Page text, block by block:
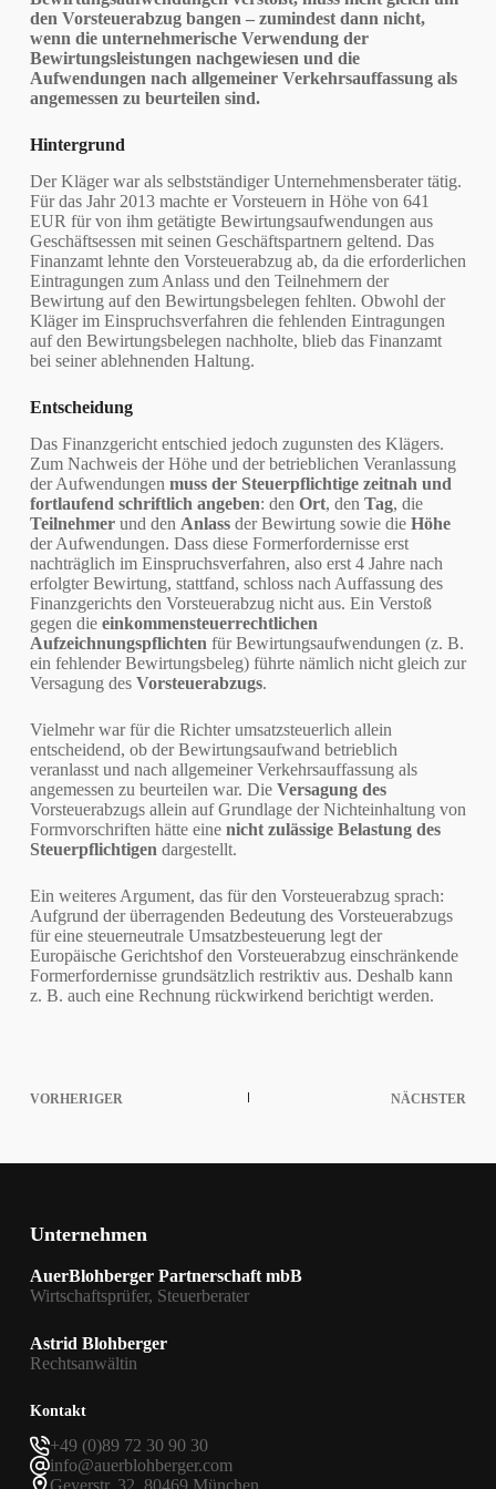
den Vorsteuerabzug bangen – zumindest dann nicht,
wenn die unternehmerische Verwendung der
Bewirtungsleistungen nachgewiesen und die
Aufwendungen nach allgemeiner Verkehrsauffassung als
angemessen zu beurteilen sind.
Hintergrund
Der Kläger war als selbstständiger Unternehmensberater tätig.
Für das Jahr 2013 machte er Vorsteuern in Höhe von 641
EUR für von ihm getätigte Bewirtungsaufwendungen aus
Geschäftsessen mit seinen Geschäftspartnern geltend. Das
Finanzamt lehnte den Vorsteuerabzug ab, da die erforderlichen
Eintragungen zum Anlass und den Teilnehmern der
Bewirtung auf den Bewirtungsbelegen fehlten. Obwohl der
Kläger im Einspruchsverfahren die fehlenden Eintragungen
auf den Bewirtungsbelegen nachholte, blieb das Finanzamt
bei seiner ablehnenden Haltung.
Entscheidung
Das Finanzgericht entschied jedoch zugunsten des Klägers.
Zum Nachweis der Höhe und der betrieblichen Veranlassung
der Aufwendungen muss der Steuerpflichtige zeitnah und
fortlaufend schriftlich angeben: den Ort, den Tag, die
Teilnehmerund den Anlassder Bewirtung sowie die Höhe
der Aufwendungen. Dass diese Formerfordernisse erst
nachträglich im Einspruchsverfahren, also erst 4 Jahre nach
erfolgter Bewirtung, stattfand, schloss nach Auffassung des
Finanzgerichts den Vorsteuerabzug nicht aus. Ein Verstoß
gegen die einkommensteuerrechtlichen
Aufzeichnungspflichten für Bewirtungsaufwendungen (z. B.
ein fehlender Bewirtungsbeleg) führte nämlich nicht gleich zur
Versagung des Vorsteuerabzugs.
Vielmehr war für die Richter umsatzsteuerlich allein
entscheidend, ob der Bewirtungsaufwand betrieblich
veranlasst und nach allgemeiner Verkehrsauffassung als
angemessen zu beurteilen war. Die Versagung des
Vorsteuerabzugs allein auf Grundlage der Nichteinhaltung von
Formvorschriften hätte eine nicht zulässige Belastung des
Steuerpflichtigen dargestellt.
Ein weiteres Argument, das für den Vorsteuerabzug sprach:
Aufgrund der überragenden Bedeutung des Vorsteuerabzugs
für eine steuerneutrale Umsatzbesteuerung legt der
Europäische Gerichtshof den Vorsteuerabzug einschränkende
Formerfordernisse grundsätzlich restriktiv aus. Deshalb kann
z. B. auch eine Rechnung rückwirkend berichtigt werden.
VORHERIGER NÄCHSTER
Unternehmen
AuerBlohberger Partnerschaft mbB
Wirtschaftsprüfer, Steuerberater
Astrid Blohberger
Rechtsanwältin
Kontakt
+49 (0)89 72 30 90 30
info@auerblohberger.com
Geyerstr. 32, 80469 München